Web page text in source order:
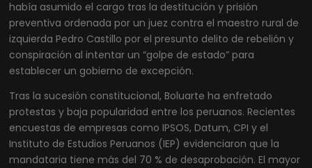
había asumido el cargo tras la destitución y prisión
preventiva ordenada por un juez contra el maestro rural de
izquierda Pedro Castillo por el presunto delito de rebelión y
conspiración al intentar un “golpe de estado” para
establecer un gobierno de excepción.
Tras la sucesión constitucional, Boluarte ha enfretado
protestas y baja popularidad entre los peruanos. Recientes
encuestas de empresas como IPSOS, Datum, CPI y el
Instituto de Estudios Peruanos (IEP) evidenciaron que la
mandataria tiene más del 70 % de desaprobación. El mayor